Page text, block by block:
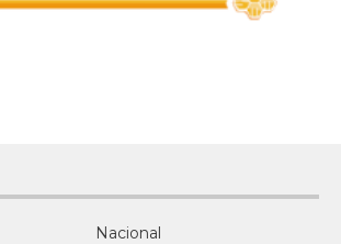
Nacional